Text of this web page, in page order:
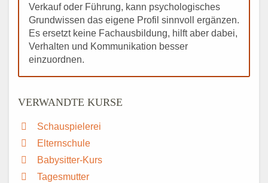
Verkauf oder Führung, kann psychologisches
Grundwissen das eigene Profil sinnvoll ergänzen.
Es ersetzt keine Fachausbildung, hilft aber dabei,
Verhalten und Kommunikation besser
einzuordnen.
VERWANDTE KURSE
Schauspielerei
Elternschule
Babysitter-Kurs
Tagesmutter